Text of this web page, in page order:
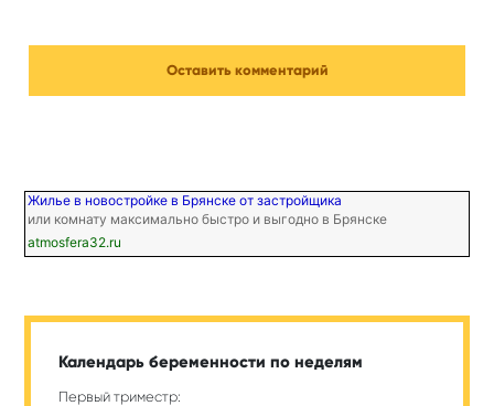
Жилье в новостройке в Брянске от застройщика
или комнату максимально быстро и выгодно в Брянске
atmosfera32.ru
Календарь беременности по неделям
Первый триместр: